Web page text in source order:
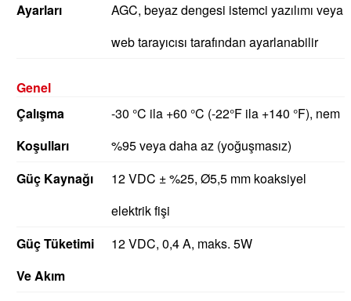
Ayarları
AGC, beyaz dengesi istemci yazılımı veya
web tarayıcısı tarafından ayarlanabilir
Genel
Çalışma
Koşulları
-30 °C ila +60 °C (-22°F ila +140 °F), nem
%95 veya daha az (yoğuşmasız)
Güç Kaynağı
12 VDC ± %25, Ø5,5 mm koaksiyel
elektrik fişi
Güç Tüketimi
Ve Akım
12 VDC, 0,4 A, maks. 5W